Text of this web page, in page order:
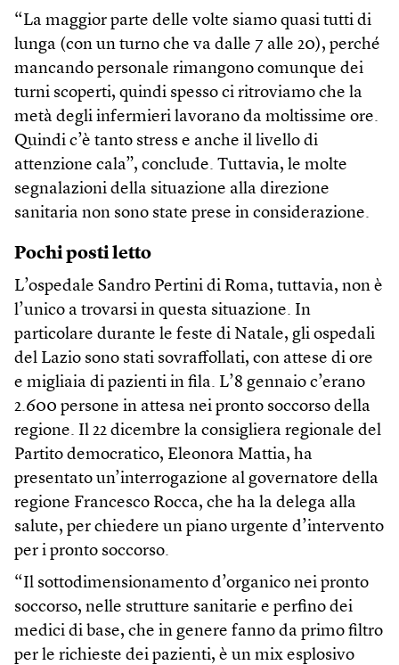
“La maggior parte delle volte siamo quasi tutti di
lunga (con un turno che va dalle 7 alle 20), perché
mancando personale rimangono comunque dei
turni scoperti, quindi spesso ci ritroviamo che la
metà degli infermieri lavorano da moltissime ore.
Quindi c’è tanto stress e anche il livello di
attenzione cala”, conclude. Tuttavia, le molte
segnalazioni della situazione alla direzione
sanitaria non sono state prese in considerazione.
Pochi posti letto
L’ospedale Sandro Pertini di Roma, tuttavia, non è
l’unico a trovarsi in questa situazione. In
particolare durante le feste di Natale, gli ospedali
del Lazio sono stati sovraffollati, con attese di ore
e migliaia di pazienti in fila. L’8 gennaio c’erano
2.600 persone in attesa nei pronto soccorso della
regione. Il 22 dicembre la consigliera regionale del
Partito democratico, Eleonora Mattia, ha
presentato un’interrogazione al governatore della
regione Francesco Rocca, che ha la delega alla
salute, per chiedere un piano urgente d’intervento
per i pronto soccorso.
“Il sottodimensionamento d’organico nei pronto
soccorso, nelle strutture sanitarie e perfino dei
medici di base, che in genere fanno da primo filtro
per le richieste dei pazienti, è un mix esplosivo